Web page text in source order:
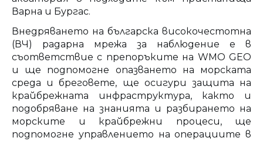
Варна и Бургас.
Внедряването на българска високочестотна
(ВЧ) радарна мрежа за наблюдение е в
съответствие с препоръките на WMO GEO
и ще подпомогне опазването на морската
среда и бреговете, ще осигури защита на
крайбрежната инфраструктура, както и
подобряване на знанията и разбирането на
морските и крайбрежни процеси, ще
подпомогне управлението на операциите в